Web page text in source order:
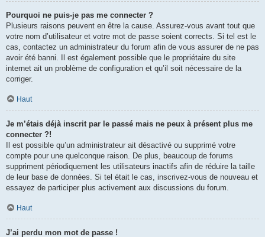
Pourquoi ne puis-je pas me connecter ?
Plusieurs raisons peuvent en être la cause. Assurez-vous avant tout que
votre nom d’utilisateur et votre mot de passe soient corrects. Si tel est le
cas, contactez un administrateur du forum afin de vous assurer de ne pas
avoir été banni. Il est également possible que le propriétaire du site
internet ait un problème de configuration et qu’il soit nécessaire de la
corriger.
Haut
Je m’étais déjà inscrit par le passé mais ne peux à présent plus me
connecter ?!
Il est possible qu’un administrateur ait désactivé ou supprimé votre
compte pour une quelconque raison. De plus, beaucoup de forums
suppriment périodiquement les utilisateurs inactifs afin de réduire la taille
de leur base de données. Si tel était le cas, inscrivez-vous de nouveau et
essayez de participer plus activement aux discussions du forum.
Haut
J’ai perdu mon mot de passe !